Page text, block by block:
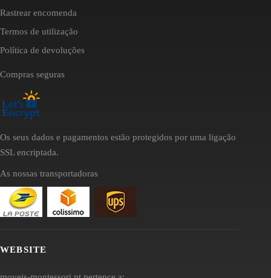
Rastrear encomenda
Termos de utilização
Política de devoluções
Compras seguras
Os seus dados e pagamentos estão protegidos por uma ligação
SSL encriptada.
As nossas transportadoras
WEBSITE